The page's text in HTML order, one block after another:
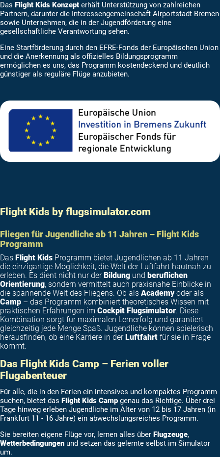
Das Flight Kids Konzept erhält Unterstützung von zahlreichen
Partnern, darunter die Interessengemeinschaft Airportstadt Bremen
sowie Unternehmen, die in der Jugendförderung eine
gesellschaftliche Verantwortung sehen.
Eine Startförderung durch den EFRE-Fonds der Europäischen Union
und die Anerkennung als offizielles Bildungsprogramm
ermöglichen es uns, das Programm kostendeckend und deutlich
günstiger als reguläre Flüge anzubieten.
Flight Kids by flugsimulator.com
Fliegen für Jugendliche ab 11 Jahren – Flight Kids
Programm
Das Flight Kids Programm bietet Jugendlichen ab 11 Jahren
die einzigartige Möglichkeit, die Welt der Luftfahrt hautnah zu
erleben. Es dient nicht nur derBildung und beruflichen
Orientierung, sondern vermittelt auch praxisnahe Einblicke in
die spannende Welt des Fliegens. Ob als Academyoder als
Camp – das Programm kombiniert theoretisches Wissen mit
praktischen Erfahrungen im Cockpit Flugsimulator. Diese
Kombination sorgt für maximalen Lernerfolg und garantiert
gleichzeitig jede Menge Spaß. Jugendliche können spielerisch
herausfinden, ob eine Karriere in derLuftfahrt für sie in Frage
kommt.
Das Flight Kids Camp – Ferien voller
Flugabenteuer
Für alle, die in den Ferien ein intensives und kompaktes Programm
suchen, bietet das Flight Kids Camp genau das Richtige. Über drei
Tage hinweg erleben Jugendliche im Alter von 12 bis 17 Jahren (in
Frankfurt 11 - 16 Jahre) ein abwechslungsreiches Programm.
Sie bereiten eigene Flüge vor, lernen alles über Flugzeuge,
Wetterbedingungen und setzen das gelernte selbst im Simulator
um.